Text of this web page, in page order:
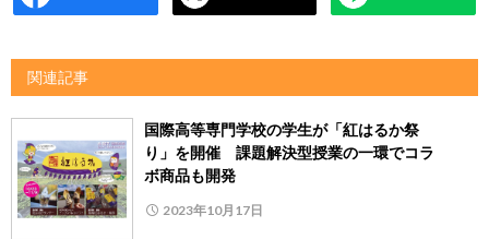
関連記事
国際高等専門学校の学生が「紅はるか祭
り」を開催 課題解決型授業の一環でコラ
ボ商品も開発
2023年10月17日